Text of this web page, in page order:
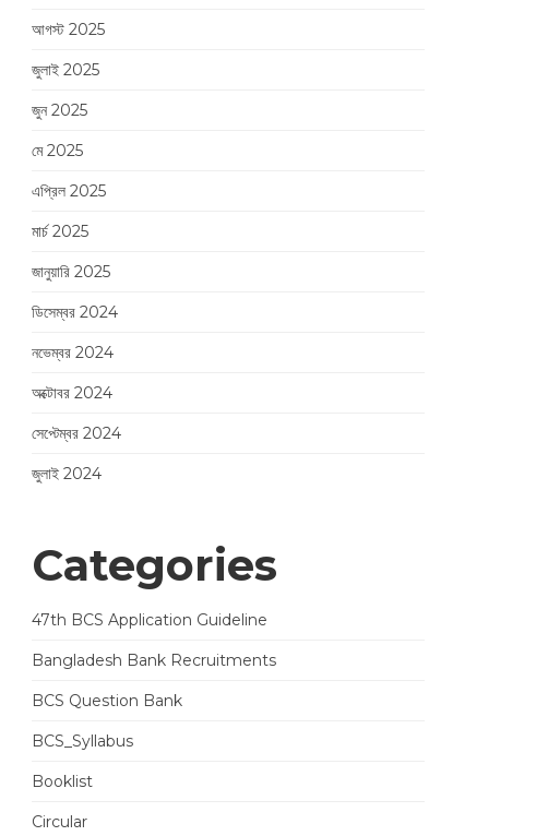
আগস্ট 2025
জুলাই 2025
জুন 2025
মে 2025
এপ্রিল 2025
মার্চ 2025
জানুয়ারি 2025
ডিসেম্বর 2024
নভেম্বর 2024
অক্টোবর 2024
সেপ্টেম্বর 2024
জুলাই 2024
Categories
47th BCS Application Guideline
Bangladesh Bank Recruitments
BCS Question Bank
BCS_Syllabus
Booklist
Circular